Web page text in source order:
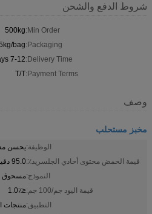
شروط الدفع والشحن
Min Order:
500kg
Packaging:
bag
Delivery Time:
7-12 days
Payment Terms:
T/T
وصف
مخبز مستحلب
الوظيفة:يحسن
قيمة الحمض محتوى أحادي الجلسريد٪:95.0 دقيقة
النموذج:مسحوق
قيمة اليود جم/100 جم:
≤1.0٪
التطبيق:منتجات